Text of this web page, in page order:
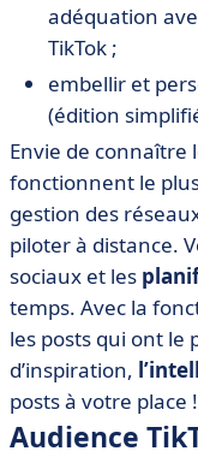
adéquation
TikTok ;
embellir et
(édition
Envie de connaître
fonctionnent le
gestion des
piloter à distance.
sociaux et les
temps. Avec la
les posts qui ont le
d’inspiration,
posts à votre place !
Audience